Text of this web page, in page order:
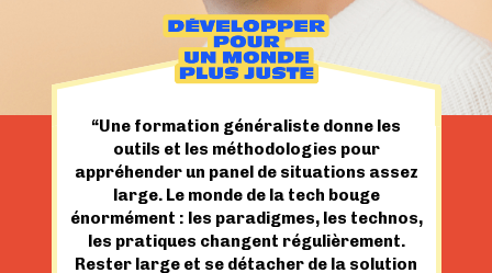
“Une formation généraliste donne les
outils et les méthodologies pour
appréhender un panel de situations assez
large. Le monde de la tech bouge
énormément : les paradigmes, les technos,
les pratiques changent régulièrement.
Rester large et se détacher de la solution